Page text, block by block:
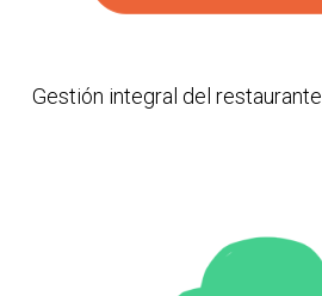
Gestión integral del restaurante